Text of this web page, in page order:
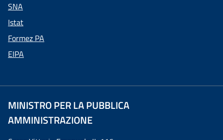
SNA
Istat
Formez PA
EIPA
MINISTRO PER LA PUBBLICA
AMMINISTRAZIONE